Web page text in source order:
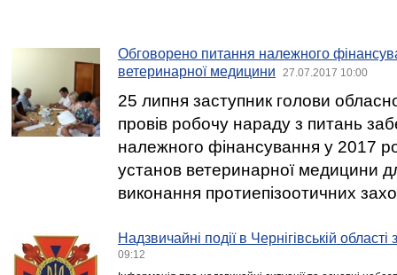
Обговорено питання належного
ветеринарної медицини
27.07.2017 10:00
25 липня заступник голови
провів робочу нараду з питань
належного фінансування у 2017
установ ветеринарної медицини
виконання протиепізоотичних
Надзвичайні події в Чернігівській
09:12